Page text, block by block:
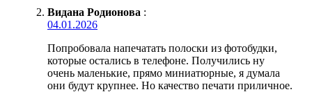
Видана Родионова :
04.01.2026
Попробовала напечатать полоски из фотобудки,
которые остались в телефоне. Получились ну
очень маленькие, прямо миниатюрные, я думала
они будут крупнее. Но качество печати приличное.